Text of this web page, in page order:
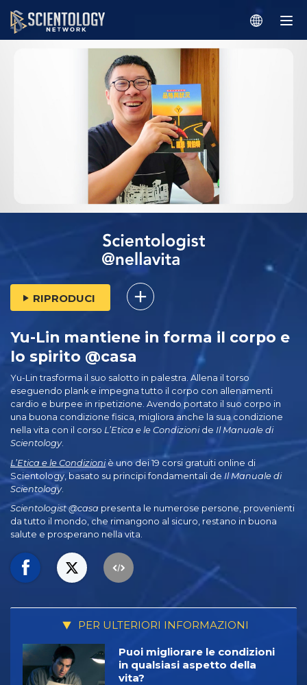
RIPRODUCI
Yu-Lin mantiene in forma il corpo e
lo spirito @casa
Yu-Lin trasforma il suo salotto in palestra. Allena il torso
eseguendo plank e impegna tutto il corpo con allenamenti
cardio e burpee in ripetizione. Avendo portato il suo corpo in
una buona condizione fisica, migliora anche la sua condizione
nella vita con il corso L’Etica e le Condizionide Il Manuale di
Scientology.
L’Etica e le Condizioniè uno dei 19 corsi gratuiti online di
Scientology, basato su principi fondamentali de Il Manuale di
Scientology.
Scientologist @casa presenta le numerose persone, provenienti
da tutto il mondo, che rimangono al sicuro, restano in buona
salute e prosperano nella vita.
PER ULTERIORI INFORMAZIONI
Puoi migliorare le condizioni
in qualsiasi aspetto della
vita?